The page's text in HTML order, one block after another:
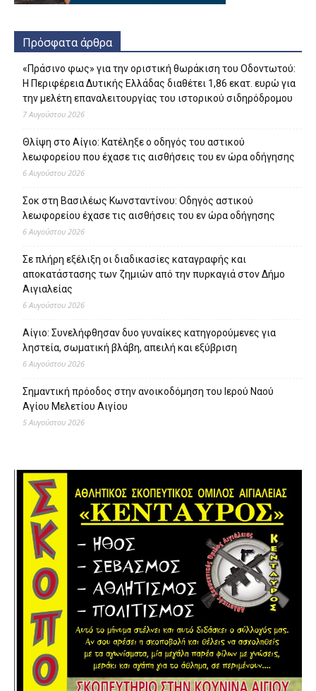
Πρόσφατα άρθρα
«Πράσινο φως» για την οριστική θωράκιση του Οδοντωτού:
Η Περιφέρεια Δυτικής Ελλάδας διαθέτει 1,86 εκατ. ευρώ για
την μελέτη επαναλειτουργίας του ιστορικού σιδηρόδρομου
7 Αυγούστου 2026
Θλίψη στο Αίγιο: Κατέληξε ο οδηγός του αστικού
λεωφορείου που έχασε τις αισθήσεις του εν ώρα οδήγησης
6 Αυγούστου 2026
Σοκ στη Βασιλέως Κωνσταντίνου: Οδηγός αστικού
λεωφορείου έχασε τις αισθήσεις του εν ώρα οδήγησης
6 Αυγούστου 2026
Σε πλήρη εξέλιξη οι διαδικασίες καταγραφής και
αποκατάστασης των ζημιών από την πυρκαγιά στον Δήμο
Αιγιαλείας
6 Αυγούστου 2026
Αίγιο: Συνελήφθησαν δυο γυναίκες κατηγορούμενες για
ληστεία, σωματική βλάβη, απειλή και εξύβριση
6 Αυγούστου 2026
Σημαντική πρόοδος στην ανοικοδόμηση του Ιερού Ναού
Αγίου Μελετίου Αιγίου
5 Αυγούστου 2026